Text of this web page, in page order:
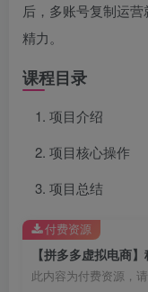
后，多账号复制运
精力。
课程目录
项目介绍
项目核心操作
项目总结
此内容为付费资源，
付费资源